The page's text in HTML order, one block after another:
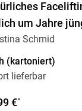
um Jahre
Schmid
(kartoniert)
lieferbar
€*